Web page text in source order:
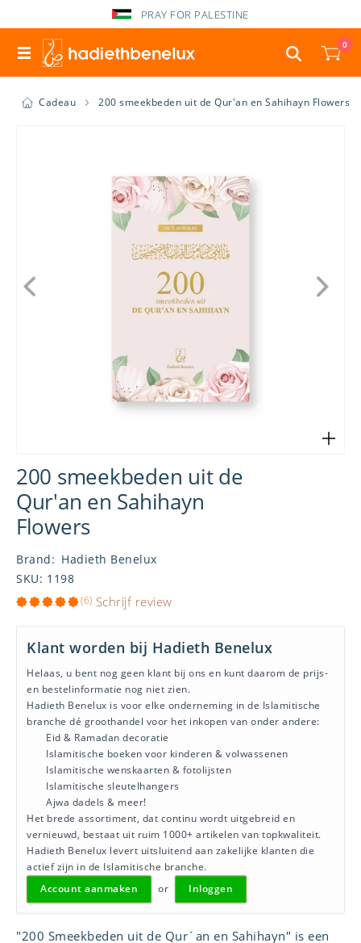
PRAY FOR PALESTINE
0
Cadeau 200 smeekbeden uit de Qur'an en Sahihayn Flowers
200 smeekbeden uit de
Qur'an en Sahihayn
Flowers
Brand: Hadieth Benelux
SKU: 1198
(6) Schrijf review
Klant worden bij Hadieth Benelux
Helaas, u bent nog geen klant bij ons en kunt daarom de prijs-
en bestelinformatie nog niet zien.
Hadieth Benelux is voor elke onderneming in de Islamitische
branche dé groothandel voor het inkopen van onder andere:
Eid & Ramadan decoratie
Islamitische boeken voor kinderen & volwassenen
Islamitische wenskaarten & fotolijsten
Islamitische sleutelhangers
Ajwa dadels & meer!
Het brede assortiment, dat continu wordt uitgebreid en
vernieuwd, bestaat uit ruim 1000+ artikelen van topkwaliteit.
Hadieth Benelux levert uitsluitend aan zakelijke klanten die
actief zijn in de Islamitische branche.
Account aanmaken
or Inloggen
"200 Smeekbeden uit de Qur´an en Sahihayn" is een